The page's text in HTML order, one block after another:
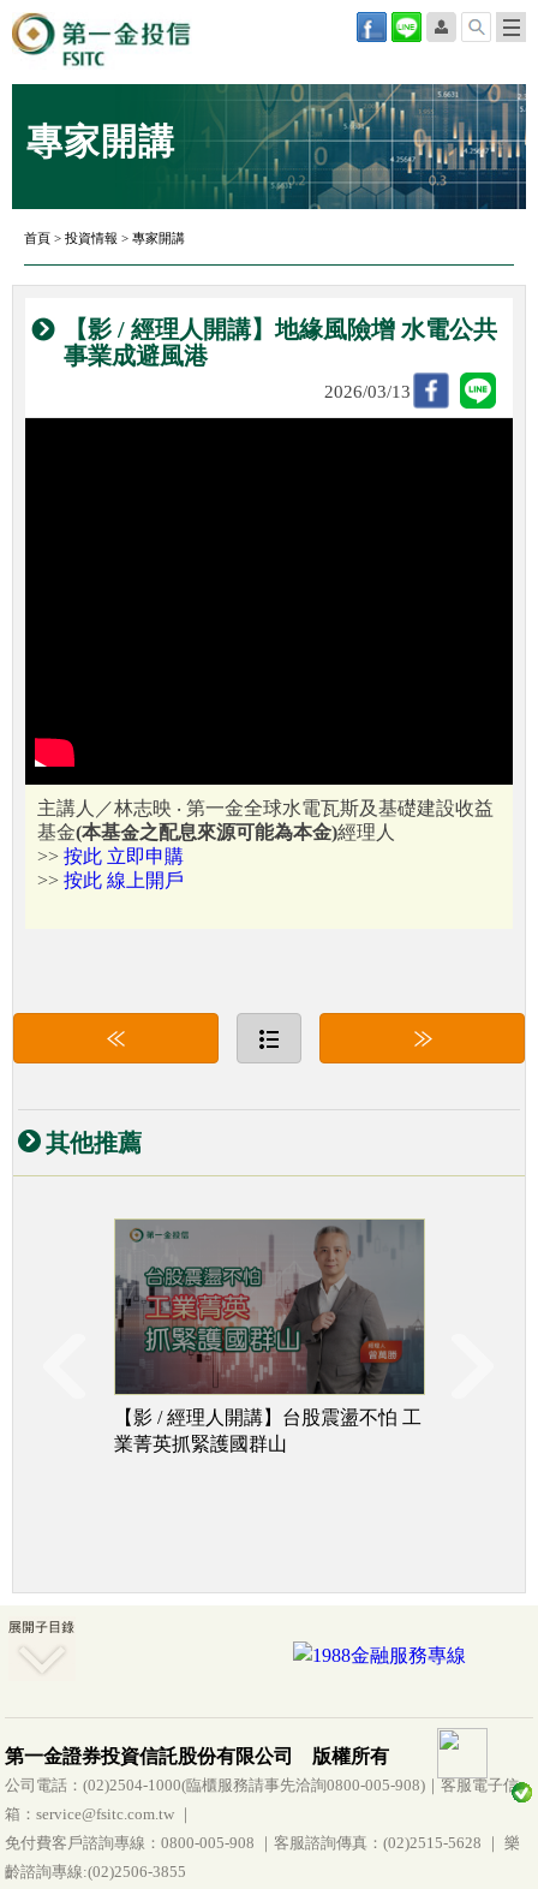
專家開講
首頁 > 投資情報 > 專家開講
【影 / 經理人開講】地緣風險增 水電公共
事業成避風港
2026/03/13
主講人／林志映 ‧ 第一金全球水電瓦斯及基礎建設收益
基金(本基金之配息來源可能為本金)經理人
>> 按此 立即申購
>> 按此 線上開戶
其他推薦
【影 / 經理人開講】台股震盪不怕 工
業菁英抓緊護國群山
第一金證券投資信託股份有限公司 版權所有
公司電話：(02)2504-1000(臨櫃服務請事先洽詢0800-005-908)｜客服電子信
箱：service@fsitc.com.tw ｜
免付費客戶諮詢專線：0800-005-908 ｜客服諮詢傳真：(02)2515-5628 ｜ 樂
齡諮詢專線:(02)2506-3855